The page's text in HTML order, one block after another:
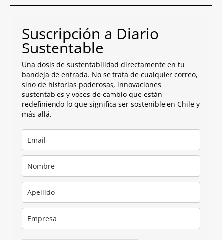
Suscripción a Diario
Sustentable
Una dosis de sustentabilidad directamente en tu
bandeja de entrada. No se trata de cualquier correo,
sino de historias poderosas, innovaciones
sustentables y voces de cambio que están
redefiniendo lo que significa ser sostenible en Chile y
más allá.